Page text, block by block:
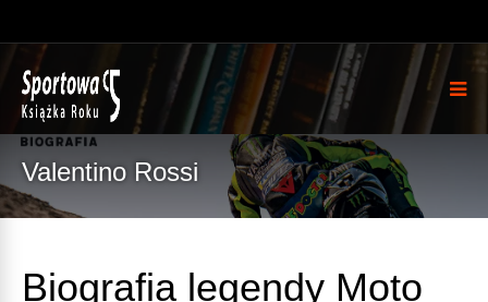
Valentino Rossi
Biografia legendy Moto